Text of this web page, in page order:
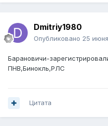
Dmitriy1980
Опубликовано 25
Барановичи-
ПНВ,Бинокль,РЛС
Цитата